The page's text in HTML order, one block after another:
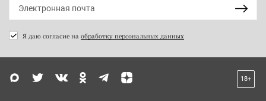
Я даю согласие на обработку персональных данных
18+